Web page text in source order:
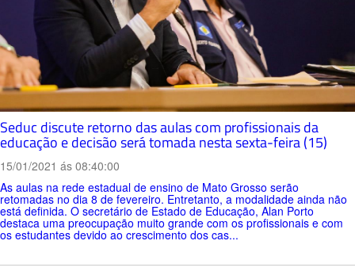
Seduc discute retorno das aulas com profissionais da
educação e decisão será tomada nesta sexta-feira (15)
15/01/2021 ás 08:40:00
As aulas na rede estadual de ensino de Mato Grosso serão
retomadas no dia 8 de fevereiro. Entretanto, a modalidade ainda não
está definida. O secretário de Estado de Educação, Alan Porto
destaca uma preocupação muito grande com os profissionais e com
os estudantes devido ao crescimento dos cas...